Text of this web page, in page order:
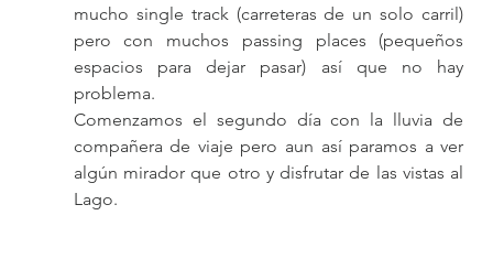
mucho single track (carreteras de un solo carril)
pero con muchos passing places (pequeños
espacios para dejar pasar) así que no hay
problema.
Comenzamos el segundo día con la lluvia de
compañera de viaje pero aun así paramos a ver
algún mirador que otro y disfrutar de las vistas al
Lago.